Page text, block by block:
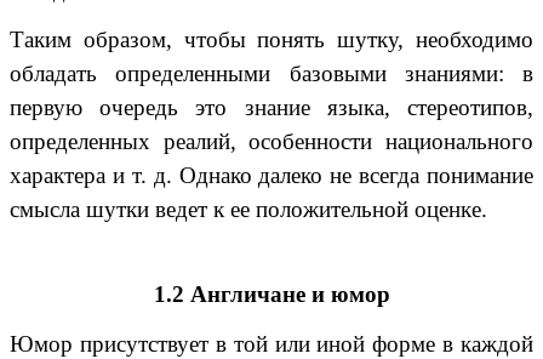
Таким образом, чтобы понять шутку, необходимо
обладать определенными базовыми знаниями: в
первую очередь это знание языка, стереотипов,
определенных реалий, особенности национального
характера и т. д. Однако далеко не всегда понимание
смысла шутки ведет к ее положительной оценке.
1.2 Англичане и юмор
Юмор присутствует в той или иной форме в каждой